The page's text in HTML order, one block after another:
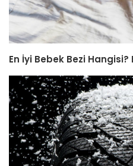
En İyi Bebek Bezi